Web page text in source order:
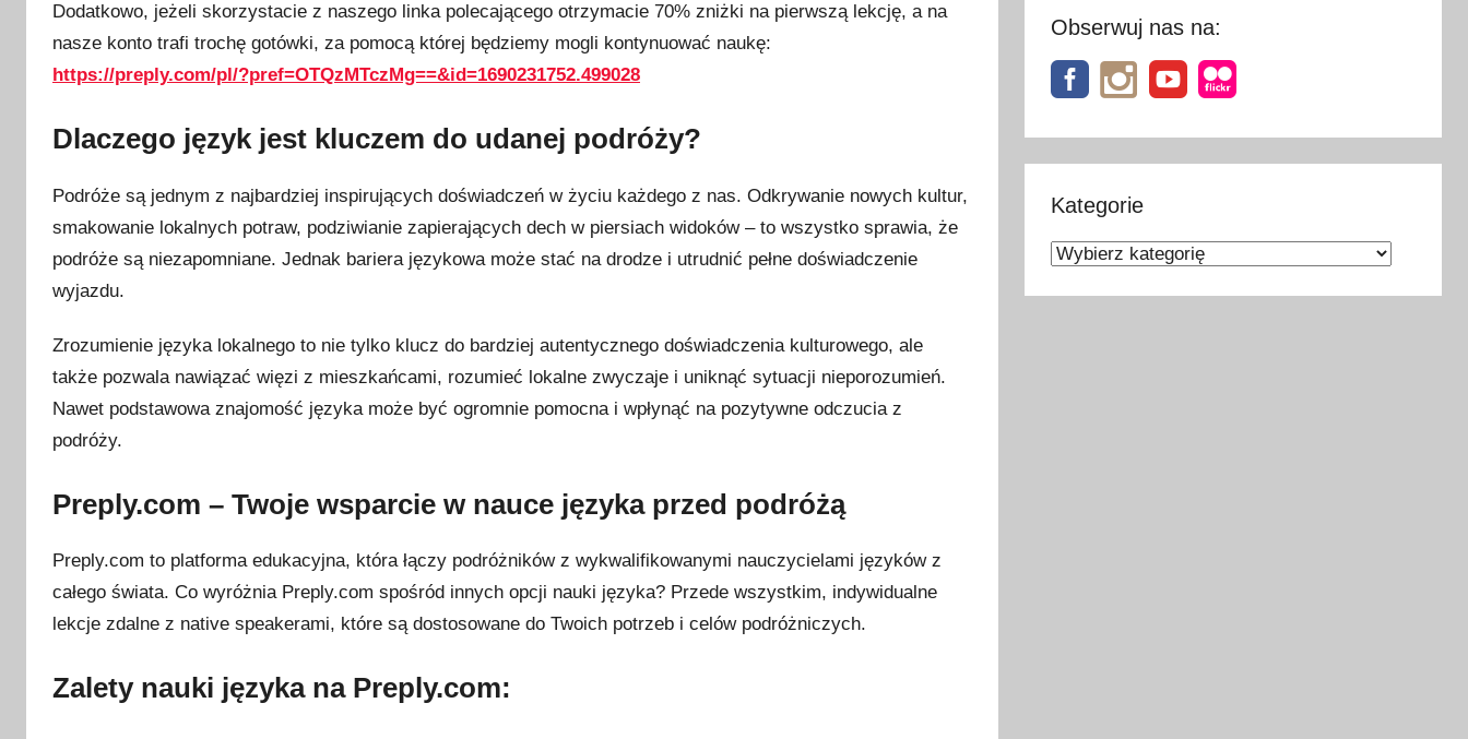
l
i
p
a
0
Dodatkowo, jeżeli skorzystacie z naszego linka polecającego otrzymacie 70% zniżki na pierwszą lekcję, a na
nasze konto trafi trochę gotówki, za pomocą której będziemy mogli kontynuować naukę:
https://preply.com/pl/?pref=OTQzMTczMg==&id=1690231752.499028
Dlaczego język jest kluczem do udanej podróży?
Podróże są jednym z najbardziej inspirujących doświadczeń w życiu każdego z nas. Odkrywanie nowych kultur,
smakowanie lokalnych potraw, podziwianie zapierających dech w piersiach widoków – to wszystko sprawia, że
podróże są niezapomniane. Jednak bariera językowa może stać na drodze i utrudnić pełne doświadczenie
wyjazdu.
Zrozumienie języka lokalnego to nie tylko klucz do bardziej autentycznego doświadczenia kulturowego, ale
także pozwala nawiązać więzi z mieszkańcami, rozumieć lokalne zwyczaje i uniknąć sytuacji nieporozumień.
Nawet podstawowa znajomość języka może być ogromnie pomocna i wpłynąć na pozytywne odczucia z
podróży.
Preply.com – Twoje wsparcie w nauce języka przed podróżą
Preply.com to platforma edukacyjna, która łączy podróżników z wykwalifikowanymi nauczycielami języków z
całego świata. Co wyróżnia Preply.com spośród innych opcji nauki języka? Przede wszystkim, indywidualne
lekcje zdalne z native speakerami, które są dostosowane do Twoich potrzeb i celów podróżniczych.
Zalety nauki języka na Preply.com:
Obserwuj nas na:
Kategorie
Kategorie